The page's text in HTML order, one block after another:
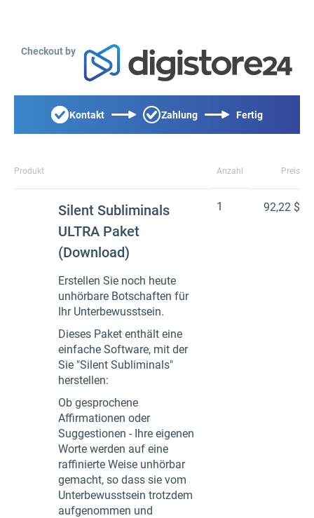
Checkout by
Kontakt Zahlung Fertig
Produkt Anzahl Preis
Silent Subliminals
ULTRA Paket
(Download)
Erstellen Sie noch heute
unhörbare Botschaften für
Ihr Unterbewusstsein.
Dieses Paket enthält eine
einfache Software, mit der
Sie "Silent Subliminals"
herstellen:
Ob gesprochene
Affirmationen oder
Suggestionen - Ihre eigenen
Worte werden auf eine
raffinierte Weise unhörbar
gemacht, so dass sie vom
Unterbewusstsein trotzdem
aufgenommen und
1 92,22 $